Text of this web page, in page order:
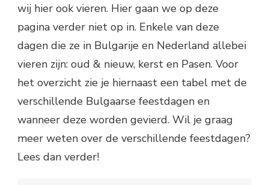
wij hier ook vieren. Hier gaan we op deze
pagina verder niet op in. Enkele van deze
dagen die ze in Bulgarije en Nederland allebei
vieren zijn: oud & nieuw, kerst en Pasen. Voor
het overzicht zie je hiernaast een tabel met de
verschillende Bulgaarse feestdagen en
wanneer deze worden gevierd. Wil je graag
meer weten over de verschillende feestdagen?
Lees dan verder!